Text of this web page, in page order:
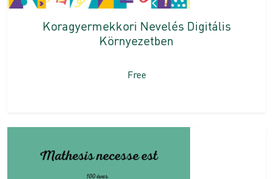
Koragyermekkori Nevelés Digitális
Környezetben
Free